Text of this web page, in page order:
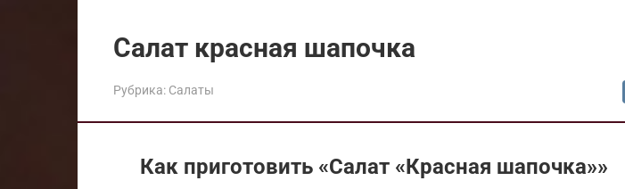
Салат красная шапочка
Рубрика: Салаты
Как приготовить «Салат «Красная шапочка»»